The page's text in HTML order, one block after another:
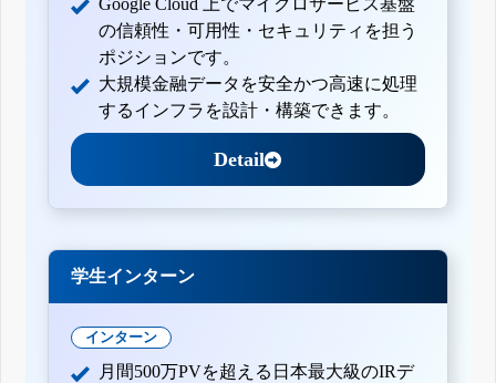
Google Cloud 上でマイクロサービス基盤
の信頼性・可用性・セキュリティを担う
ポジションです。
大規模金融データを安全かつ高速に処理
するインフラを設計・構築できます。
Detail
学生インターン
インターン
月間500万PVを超える日本最大級のIRデ